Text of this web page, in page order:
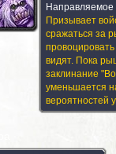
Направляемое
Призывает
сражаться за
провоцировать
видят. Пока
заклинание
уменьшается
вероятностей